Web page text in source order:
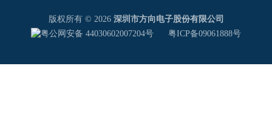
版权所有 © 2026 深圳市方向电子股份有限公司
粤公网安备 44030602007204号
粤ICP备09061888号